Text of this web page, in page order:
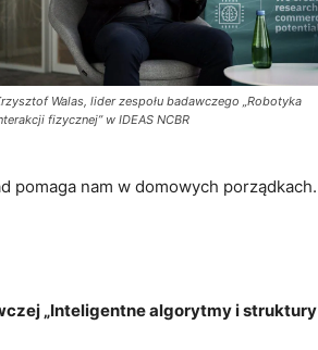
Walas, lider zespołu badawczego „Robotyka
fizycznej” w IDEAS NCBR
pomaga nam w domowych porządkach.
„Inteligentne algorytmy i struktury